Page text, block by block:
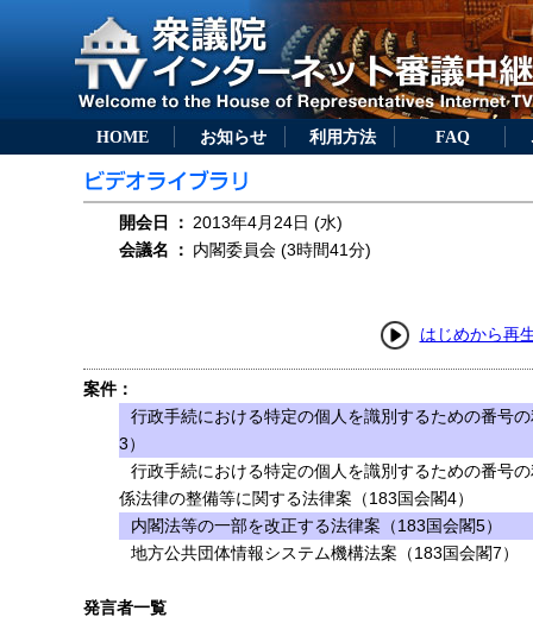
HOME お知らせ 利用方法 FAQ
開会日 ： 2013年4月24日 (水)
会議名
： 内閣委員会 (3時間41分)
はじめから再
案件：
行政手続における特定の個人を識別するための番号
3）
行政手続における特定の個人を識別するための番号
係法律の整備等に関する法律案（183国会閣4）
内閣法等の一部を改正する法律案（183国会閣5）
地方公共団体情報システム機構法案（183国会閣7）
発言者一覧